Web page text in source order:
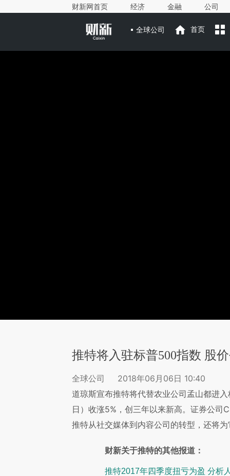
财新网首页 经济 金融 公司
全球公司 首页
推特将入驻标普500指数 股
全球公司
2018年06月06日 10:40
道琼斯宣布推特将代替农业公司孟山都进
日）收涨5%，创三年以来新高。证券公
推特从社交媒体到内容公司的转型，还将
财新关于推特的其他报道：
推特2017年四季度扭亏为盈 分析